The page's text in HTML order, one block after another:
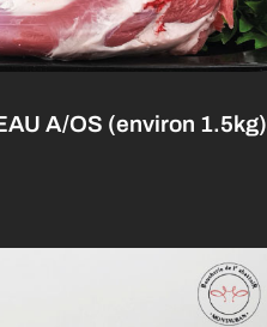
A/OS (environ 1.5kg)